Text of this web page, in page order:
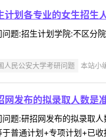
计划各专业的女生招生
问题:招生计划学院:不区分
人民公安大学考研问题 本站小
网发布的拟录取人数是
问题:研招网发布的拟录取
于普通计划+专项计划+已